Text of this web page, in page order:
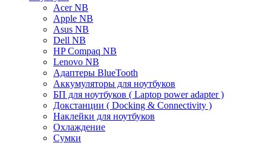
Acer NB
Apple NB
Asus NB
Dell NB
HP Compaq NB
Lenovo NB
Адаптеры BlueTooth
Аккумуляторы для ноутбуков
БП для ноутбуков ( Laptop power adapter )
Докстанции ( Docking & Connectivity )
Наклейки для ноутбуков
Охлаждение
Сумки